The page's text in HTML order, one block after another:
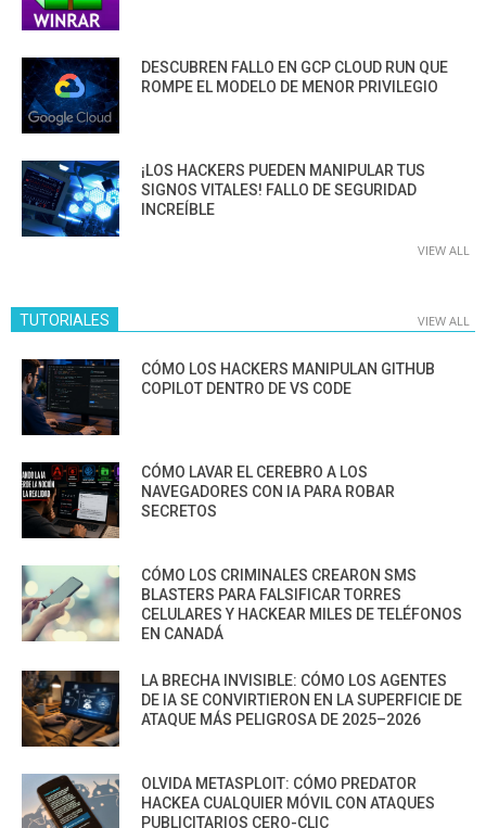
DESCUBREN FALLO EN GCP CLOUD RUN QUE
ROMPE EL MODELO DE MENOR PRIVILEGIO
¡LOS HACKERS PUEDEN MANIPULAR TUS
SIGNOS VITALES! FALLO DE SEGURIDAD
INCREÍBLE
VIEW ALL
TUTORIALES VIEW ALL
CÓMO LOS HACKERS MANIPULAN GITHUB
COPILOT DENTRO DE VS CODE
CÓMO LAVAR EL CEREBRO A LOS
NAVEGADORES CON IA PARA ROBAR
SECRETOS
CÓMO LOS CRIMINALES CREARON SMS
BLASTERS PARA FALSIFICAR TORRES
CELULARES Y HACKEAR MILES DE TELÉFONOS
EN CANADÁ
LA BRECHA INVISIBLE: CÓMO LOS AGENTES
DE IA SE CONVIRTIERON EN LA SUPERFICIE DE
ATAQUE MÁS PELIGROSA DE 2025–2026
OLVIDA METASPLOIT: CÓMO PREDATOR
HACKEA CUALQUIER MÓVIL CON ATAQUES
PUBLICITARIOS CERO-CLIC